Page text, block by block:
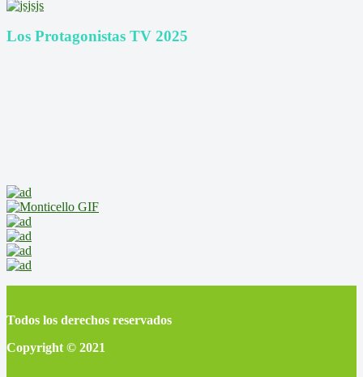
Los Protagonistas TV 2025
Todos los derechos reservados
Copyright © 2021